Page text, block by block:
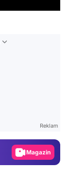
Reklam
Magazin